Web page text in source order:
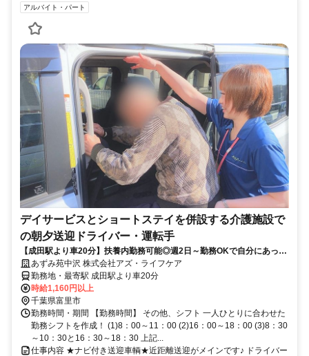
アルバイト・パート
デイサービスとショートステイを併設する介護施設で
の朝夕送迎ドライバー・運転手
【成田駅より車20分】扶養内勤務可能◎週2日～勤務OKで自分にあった
働き方ができます♪
あずみ苑中沢 株式会社アズ・ライフケア
勤務地・最寄駅 成田駅より車20分
時給1,160円以上
千葉県富里市
勤務時間・期間 【勤務時間】 その他、シフト 一人ひとりに合わせた
勤務シフトを作成！ (1)8：00～11：00 (2)16：00～18：00 (3)8：30
～10：30と16：30～18：30 上記...
仕事内容 ★ナビ付き送迎車輌★近距離送迎がメインです♪ ドライバー